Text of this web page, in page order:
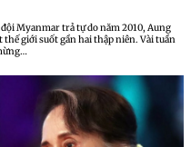
Myanmar trả tự do năm 2010, Aung
giới suốt gần hai thập niên. Vài tuần